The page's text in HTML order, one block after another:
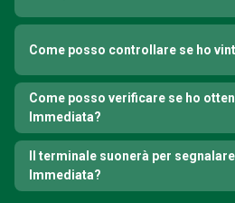
Come posso controllare se ho
Come posso verificare se ho
Immediata?
Il terminale suonerà per
Immediata?